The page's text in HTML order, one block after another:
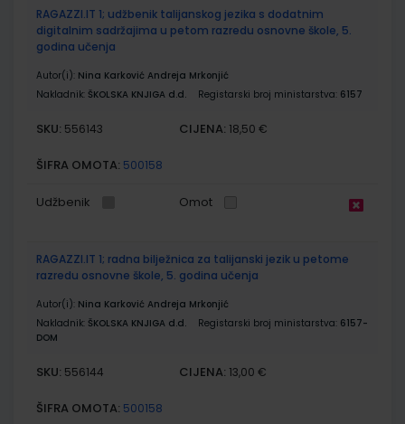
RAGAZZI.IT 1; udžbenik talijanskog jezika s dodatnim
digitalnim sadržajima u petom razredu osnovne škole, 5.
godina učenja
Autor(i): Nina Karković Andreja Mrkonjić
Nakladnik: ŠKOLSKA KNJIGA d.d. Registarski broj ministarstva: 6157
SKU: 556143 CIJENA: 18,50 €
ŠIFRA OMOTA: 500158
Udžbenik Omot
RAGAZZI.IT 1; radna bilježnica za talijanski jezik u petome
razredu osnovne škole, 5. godina učenja
Autor(i): Nina Karković Andreja Mrkonjić
Nakladnik: ŠKOLSKA KNJIGA d.d. Registarski broj ministarstva: 6157-
DOM
SKU: 556144 CIJENA: 13,00 €
ŠIFRA OMOTA: 500158